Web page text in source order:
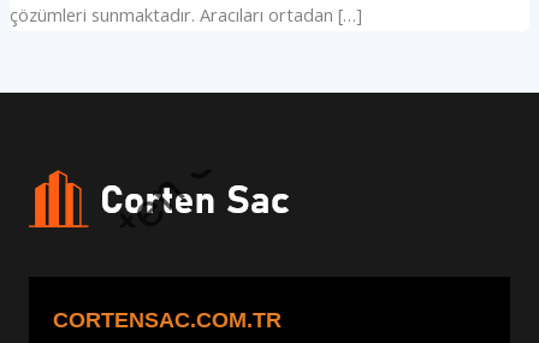
çözümleri sunmaktadır. Aracıları ortadan […]
CORTENSAC.COM.TR